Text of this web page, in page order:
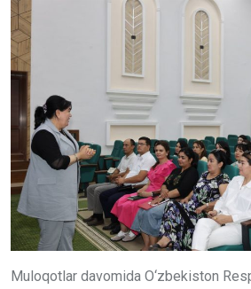
Muloqotlar davomida O‘zbekiston